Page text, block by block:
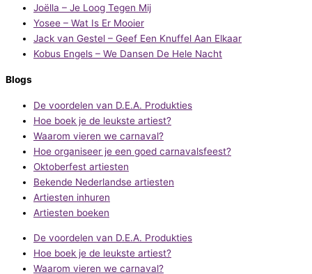
Joëlla – Je Loog Tegen Mij
Yosee – Wat Is Er Mooier
Jack van Gestel – Geef Een Knuffel Aan Elkaar
Kobus Engels – We Dansen De Hele Nacht
Blogs
De voordelen van D.E.A. Produkties
Hoe boek je de leukste artiest?
Waarom vieren we carnaval?
Hoe organiseer je een goed carnavalsfeest?
Oktoberfest artiesten
Bekende Nederlandse artiesten
Artiesten inhuren
Artiesten boeken
De voordelen van D.E.A. Produkties
Hoe boek je de leukste artiest?
Waarom vieren we carnaval?